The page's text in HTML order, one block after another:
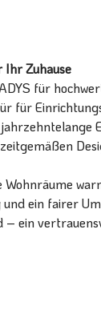
Zuhause
für
für
ein fairer
– ein